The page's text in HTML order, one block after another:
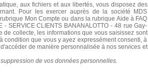
aux fichiers et aux libertés, vous disposez des
Pour les exercer auprès de la société MDS
Mon Compte ou dans la rubrique Aide à FAQ
SERVICE CLIENTS BANANALOTTO - 48 rue Gay-
de collecte, les informations que vous saisissez sont
condition que vous y ayez expressément consenti, à
de manière personnalisée à nos services et
de vos données personnelles.